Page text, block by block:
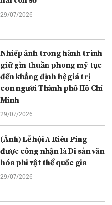
29/07/2026
Nhiếp ảnh trong hành trình
giữ gìn thuần phong mỹ tục
đến khẳng định hệ giá trị
con người Thành phố Hồ Chí
Minh
29/07/2026
(Ảnh) Lễ hội A Riêu Ping
được công nhận là Di sản văn
hóa phi vật thể quốc gia
29/07/2026